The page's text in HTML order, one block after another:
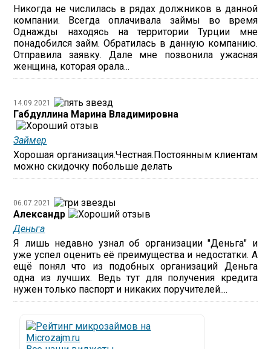
Никогда не числилась в рядах должников в данной
компании. Всегда оплачивала займы во время
Однажды находясь на территории Турции мне
понадобился займ. Обратилась в данную компанию.
Отправила заявку. Дале мне позвонила ужасная
женщина, которая орала...
14.09.2021
Габдуллина Марина Владимировна
Займер
Хорошая организация.Честная.Постоянным клиентам
можно скидочку побольше делать
06.07.2021
Александр
Деньга
Я лишь недавно узнал об организации "Деньга" и
уже успел оценить её преимущества и недостатки. А
ещё понял что из подобных организаций Деньга
одна из лучших. Ведь тут для получения кредита
нужен только паспорт и никаких поручителей....